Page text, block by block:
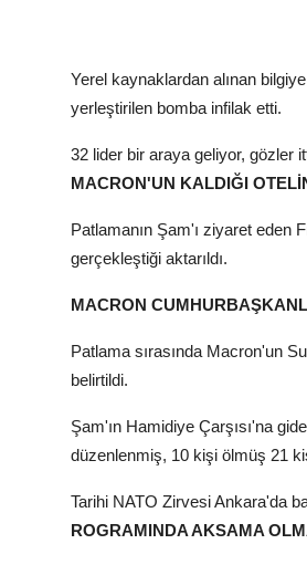
Yerel kaynaklardan alınan
yerleştirilen bomba infilak etti.
32 lider bir araya geliyor, gözler
MACRON'UN KALDIĞI
Patlamanın Şam'ı ziyaret eden
gerçekleştiği aktarıldı.
MACRON
Patlama sırasında Macron'un
belirtildi.
Şam'ın Hamidiye Çarşısı'na
düzenlenmiş, 10 kişi ölmüş 21
Tarihi NATO Zirvesi Ankara'da
ROGRAMINDA AKSAMA